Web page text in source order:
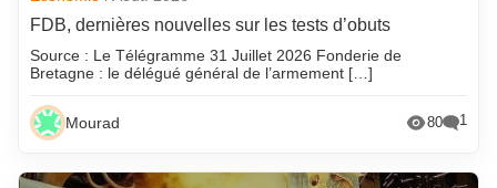
FDB, dernières nouvelles sur les tests d’obuts
Source : Le Télégramme 31 Juillet 2026 Fonderie de
Bretagne : le délégué général de l’armement […]
Mourad 80 1